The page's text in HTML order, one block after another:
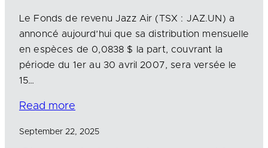
Le Fonds de revenu Jazz Air (TSX : JAZ.UN) a
annoncé aujourd’hui que sa distribution mensuelle
en espèces de 0,0838 $ la part, couvrant la
période du 1er au 30 avril 2007, sera versée le
15…
Read more
September 22, 2025